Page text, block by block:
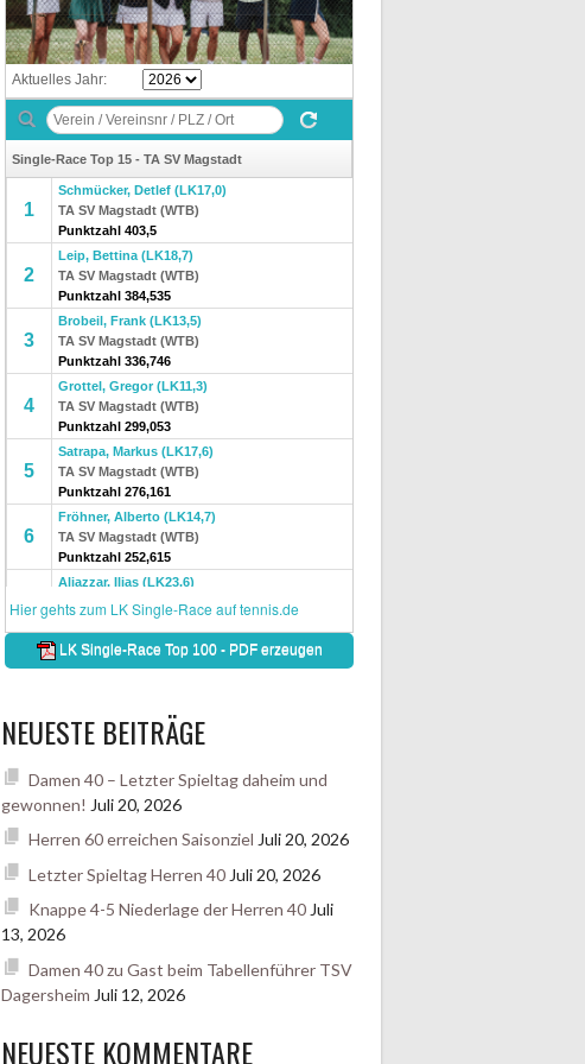
NEUESTE BEITRÄGE
Damen 40 – Letzter Spieltag daheim und
gewonnen! Juli 20, 2026
Herren 60 erreichen Saisonziel Juli 20, 2026
Letzter Spieltag Herren 40 Juli 20, 2026
Knappe 4-5 Niederlage der Herren 40 Juli
13, 2026
Damen 40 zu Gast beim Tabellenführer TSV
Dagersheim Juli 12, 2026
NEUESTE KOMMENTARE